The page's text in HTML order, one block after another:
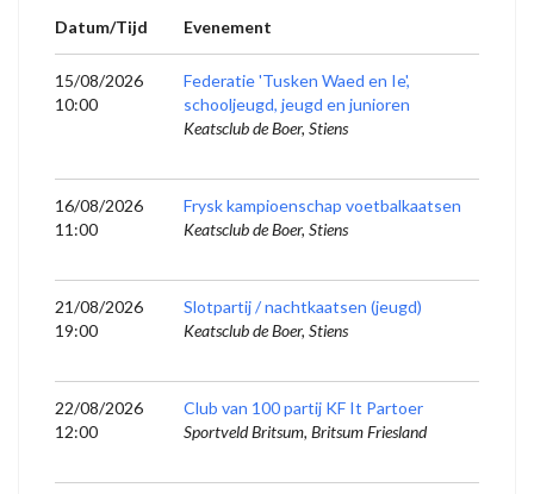
Datum/Tijd Evenement
15/08/2026
10:00
Federatie 'Tusken Waed en Ie',
schooljeugd, jeugd en junioren
Keatsclub de Boer, Stiens
16/08/2026
11:00
Frysk kampioenschap voetbalkaatsen
Keatsclub de Boer, Stiens
21/08/2026
19:00
Slotpartij / nachtkaatsen (jeugd)
Keatsclub de Boer, Stiens
22/08/2026
12:00
Club van 100 partij KF It Partoer
Sportveld Britsum, Britsum Friesland